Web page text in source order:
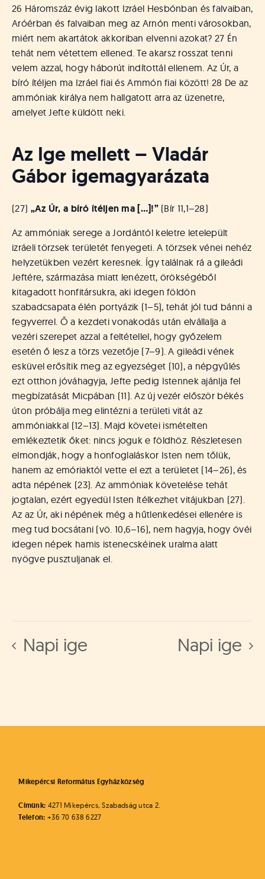
26 Háromszáz évig lakott Izráel Hesbónban és falvaiban,
Aróérban és falvaiban meg az Arnón menti városokban,
miért nem akartátok akkoriban elvenni azokat? 27 Én
tehát nem vétettem ellened. Te akarsz rosszat tenni
velem azzal, hogy háborút indítottál ellenem. Az Úr, a
bíró ítéljen ma Izráel fiai és Ammón fiai között! 28 De az
ammóniak királya nem hallgatott arra az üzenetre,
amelyet Jefte küldött neki.
Az Ige mellett – Vladár
Gábor igemagyarázata
(27) „Az Úr, a bíró ítéljen ma […]!”(Bír 11,1–28)
Az ammóniak serege a Jordántól keletre letelepült
izráeli törzsek területét fenyegeti. A törzsek vénei nehéz
helyzetükben vezért keresnek. Így találnak rá a gileádi
Jeftére, származása miatt lenézett, örökségéből
kitagadott honfitársukra, aki idegen földön
szabadcsapata élén portyázik (1–5), tehát jól tud bánni a
fegyverrel. Ő a kezdeti vonakodás után elvállalja a
vezéri szerepet azzal a feltétellel, hogy győzelem
esetén ő lesz a törzs vezetője (7–9). A gileádi vének
esküvel erősítik meg az egyezséget (10), a népgyűlés
ezt otthon jóváhagyja, Jefte pedig Istennek ajánlja fel
megbízatását Micpában (11). Az új vezér először békés
úton próbálja meg elintézni a területi vitát az
ammóniakkal (12–13). Majd követei ismételten
emlékeztetik őket: nincs joguk e földhöz. Részletesen
elmondják, hogy a honfoglaláskor Isten nem tőlük,
hanem az emóriaktól vette el ezt a területet (14–26), és
adta népének (23). Az ammóniak követelése tehát
jogtalan, ezért egyedül Isten ítélkezhet vitájukban (27).
Az az Úr, aki népének még a hűtlenkedései ellenére is
meg tud bocsátani (vö. 10,6–16), nem hagyja, hogy övéi
idegen népek hamis istenecskéinek uralma alatt
nyögve pusztuljanak el.
Napi ige Napi ige
Mikepércsi Református Egyházközség
Címünk: 4271 Mikepércs, Szabadság utca 2.
Telefon: +36 70 638 6227